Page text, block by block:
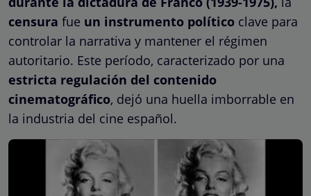
censura fue un instrumento político clave para
controlar la narrativa y mantener el régimen
autoritario. Este período, caracterizado por una
estricta regulación del contenido
cinematográfico, dejó una huella imborrable en
la industria del cine español.